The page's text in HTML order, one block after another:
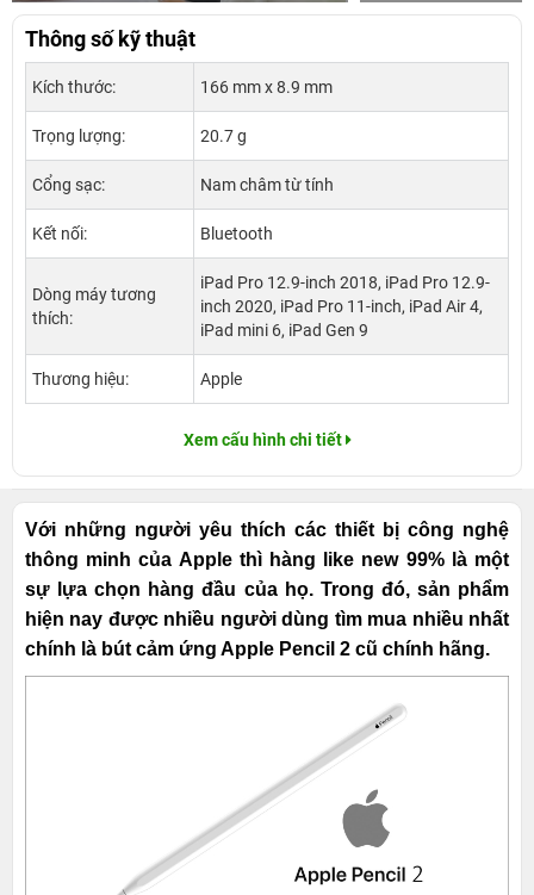
Thông số kỹ thuật
Kích thước: 166 mm x 8.9 mm
Trọng lượng: 20.7 g
Cổng sạc: Nam châm từ tính
Kết nối: Bluetooth
Dòng máy tương
thích:
iPad Pro 12.9-inch 2018, iPad Pro 12.9-
inch 2020, iPad Pro 11-inch, iPad Air 4,
iPad mini 6, iPad Gen 9
Thương hiệu: Apple
Xem cấu hình chi tiết
Với những người yêu thích các thiết bị công nghệ
thông minh của Apple thì hàng like new 99% là một
sự lựa chọn hàng đầu của họ. Trong đó, sản phẩm
hiện nay được nhiều người dùng tìm mua nhiều nhất
chính là bút cảm ứng Apple Pencil 2 cũ chính hãng.